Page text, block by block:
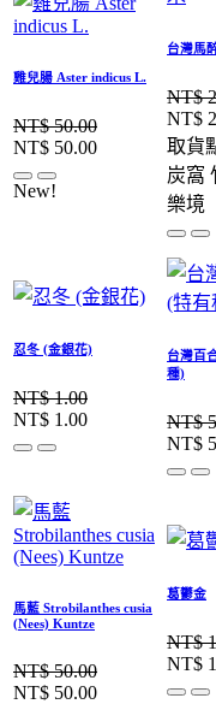
雞兒腸 Aster indicus L.
NT$50.00
NT$ 50.00
New!
台灣馬
NT$
NT$
取貨
炭窩
樂境
忍冬 (金銀花)
NT$1.00
NT$ 1.00
台灣百
種)
NT$
NT$
馬藍 Strobilanthes cusia
(Nees) Kuntze
NT$50.00
NT$ 50.00
葛鬱金
NT$
NT$